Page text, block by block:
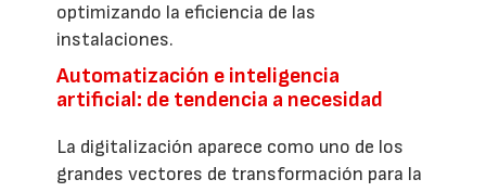
optimizando la eficiencia de las
instalaciones.
Automatización e inteligencia
artificial: de tendencia a necesidad
La digitalización aparece como uno de los
grandes vectores de transformación para la